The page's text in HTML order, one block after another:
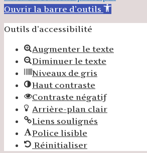
Ouvrir la barre d’outils
Outils d’accessibilité
Augmenter le texte
Diminuer le texte
Niveaux de gris
Haut contraste
Contraste négatif
Arrière-plan clair
Liens soulignés
Police lisible
Réinitialiser